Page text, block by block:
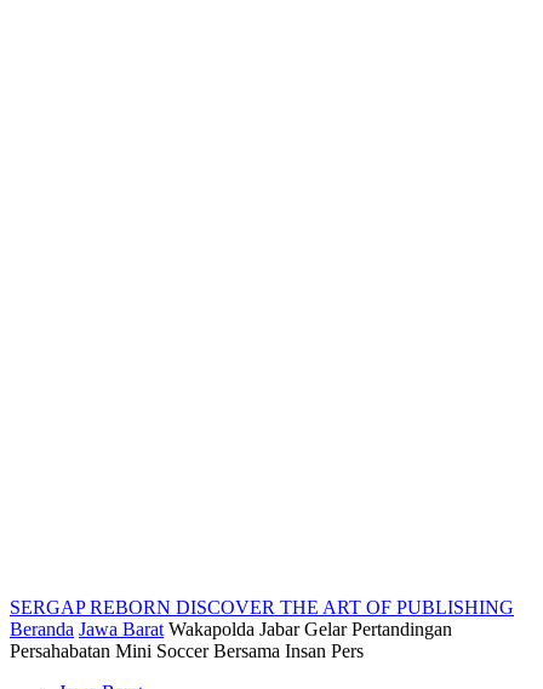
SERGAP REBORN DISCOVER THE ART OF PUBLISHING
Beranda Jawa Barat Wakapolda Jabar Gelar Pertandingan
Persahabatan Mini Soccer Bersama Insan Pers